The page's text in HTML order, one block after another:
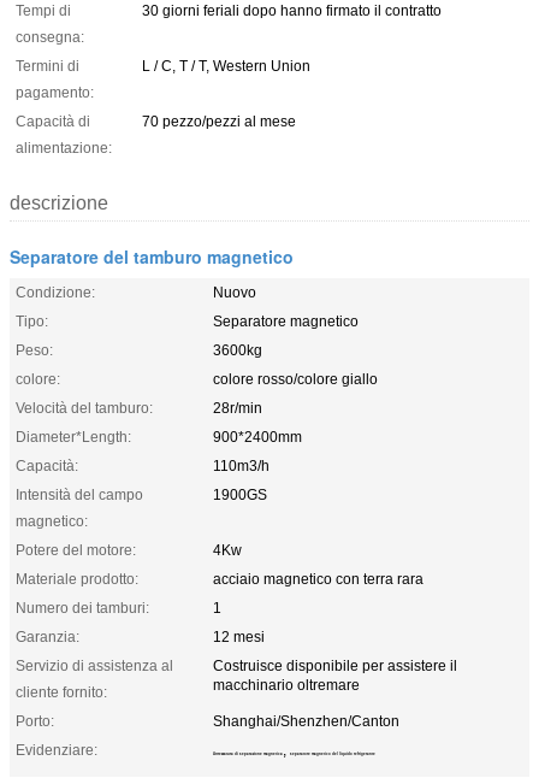
Tempi di
consegna:
30 giorni feriali dopo hanno firmato il contratto
Termini di
pagamento:
L / C, T / T, Western Union
Capacità di
alimentazione:
70 pezzo/pezzi al mese
descrizione
Separatore del tamburo magnetico
Condizione:
Nuovo
Tipo:
Separatore magnetico
Peso:
3600kg
colore:
colore rosso/colore giallo
Velocità del tamburo:
28r/min
Diameter*Length:
900*2400mm
Capacità:
110m3/h
Intensità del campo
magnetico:
1900GS
Potere del motore:
4Kw
Materiale prodotto:
acciaio magnetico con terra rara
Numero dei tamburi:
1
Garanzia:
12 mesi
Servizio di assistenza al
cliente fornito:
Costruisce disponibile per assistere il
macchinario oltremare
Porto:
Shanghai/Shenzhen/Canton
Evidenziare:
Attrezzatura di separazione magnetica , separatore magnetico del liquido refrigerante